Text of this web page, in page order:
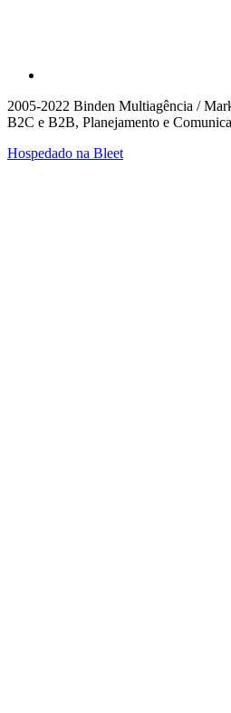
2005-2022 Binden Multiagência /
B2C e B2B, Planejamento e
Hospedado na Bleet